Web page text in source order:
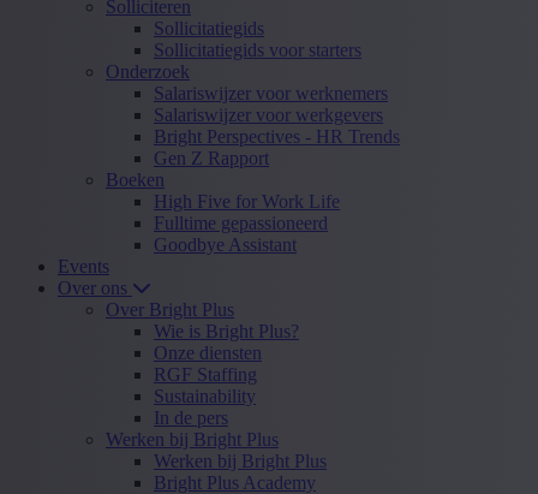
Solliciteren
Sollicitatiegids
Sollicitatiegids voor starters
Onderzoek
Salariswijzer voor werknemers
Salariswijzer voor werkgevers
Bright Perspectives - HR Trends
Gen Z Rapport
Boeken
High Five for Work Life
Fulltime gepassioneerd
Goodbye Assistant
Events
Over ons
Over Bright Plus
Wie is Bright Plus?
Onze diensten
RGF Staffing
Sustainability
In de pers
Werken bij Bright Plus
Werken bij Bright Plus
Bright Plus Academy